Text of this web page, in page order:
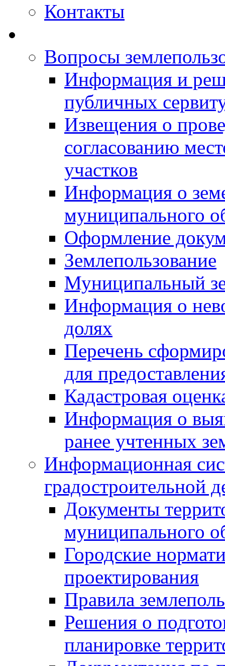
Контакты
Вопросы
Информация и
публичных
Извещения о
согласованию
участков
Информация о
муниципального
Оформление
Землепользование
Муниципальный
Информация о
долях
Перечень
для
Кадастровая
Информация о
ранее учтенных
Информационная
градостроительной
Документы
муниципального
Городские
проектирования
Правила
Решения о
планировке